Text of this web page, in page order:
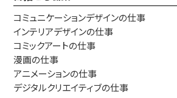
コミュニケーションデザインの仕事
インテリアデザインの仕事
コミックアートの仕事
漫画の仕事
アニメーションの仕事
デジタルクリエイティブの仕事